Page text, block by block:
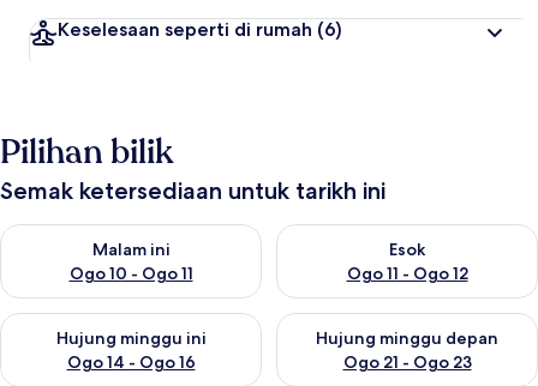
Keselesaan seperti di rumah (6)
Pilihan bilik
Semak ketersediaan untuk tarikh ini
Malam ini
Ogo 10 - Ogo 11
Semak ketersediaan untuk malam ini Ogo 10 - Ogo 11
Esok
Ogo 11 - Ogo 12
Semak ketersediaan untuk
Hujung minggu ini
Ogo 14 - Ogo 16
Semak ketersediaan untuk hujung minggu ini Ogo 14 - Ogo 16
Hujung minggu depan
Ogo 21 - Ogo 23
Semak ketersediaan untuk